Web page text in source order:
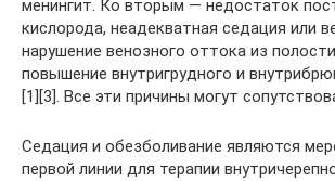
менингит. Ко вторым — недостаток
кислорода, неадекватная седация или
нарушение венозного оттока из
повышение внутригрудного и
[1][3]. Все эти причины могут
Седация и обезболивание являются
первой линии для терапии